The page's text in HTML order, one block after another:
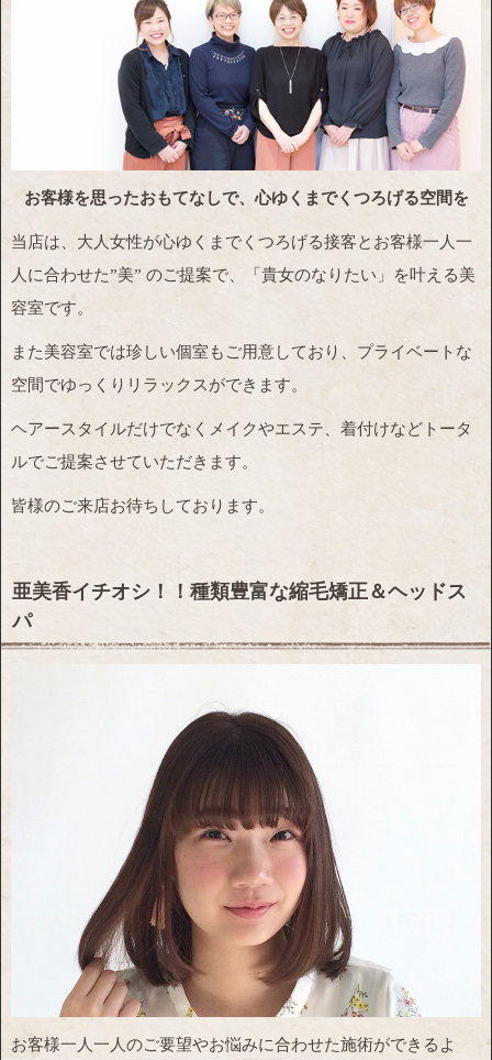
お客様を思ったおもてなしで、心ゆくまでくつろげる空間を
当店は、大人女性が心ゆくまでくつろげる接客とお客様一人一
人に合わせた”美” のご提案で、「貴女のなりたい」を叶える美
容室です。
また美容室では珍しい個室もご用意しており、プライベートな
空間でゆっくりリラックスができます。
ヘアースタイルだけでなくメイクやエステ、着付けなどトータ
ルでご提案させていただきます。
皆様のご来店お待ちしております。
亜美香イチオシ！！種類豊富な縮毛矯正＆ヘッドス
パ
お客様一人一人のご要望やお悩みに合わせた施術ができるよ